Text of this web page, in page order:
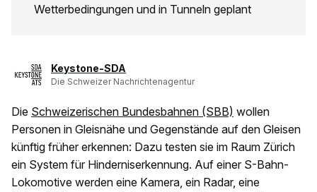
Wetterbedingungen und in Tunneln geplant
Keystone-SDA
Die Schweizer Nachrichtenagentur
Die Schweizerischen Bundesbahnen (SBB) wollen
Personen in Gleisnähe und Gegenstände auf den Gleisen
künftig früher erkennen: Dazu testen sie im Raum Zürich
ein System für Hinderniserkennung. Auf einer S-Bahn-
Lokomotive werden eine Kamera, ein Radar, eine